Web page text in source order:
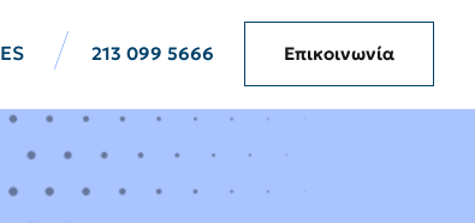
ES 213 099 5666 Επικοινωνία